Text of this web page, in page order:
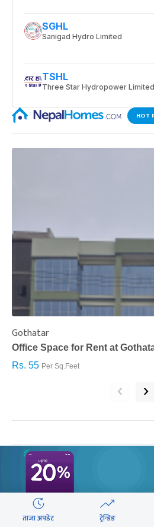
HOT
Gothatar
Office Space for Rent at
Rs. 55 Per Sq.Feet
‹ ›
सम्बन्धित खबर
ताजा अपडेट ट्रेन्डिङ